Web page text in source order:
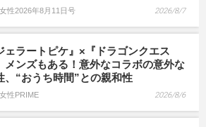
性2026年8月11日号 2026/8/7
ェラートピケ』×『ドラゴンクエス
メンズもある！意外なコラボの意外な
、“おうち時間”との親和性
性PRIME 2026/8/6